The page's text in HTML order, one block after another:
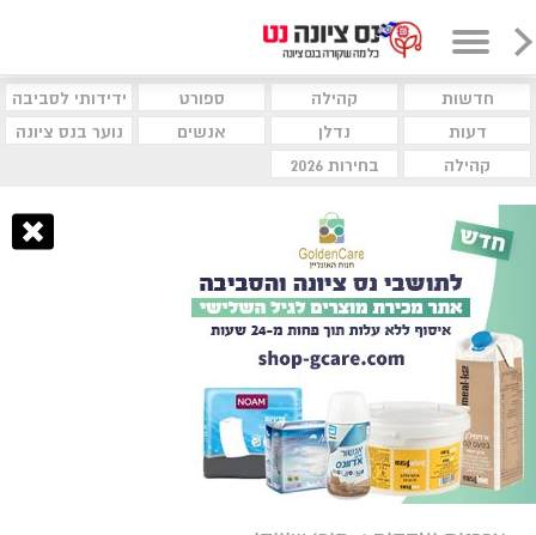
חדשות קהילה ספורט
ידידותי לסביבה
דעות
נדלן אנשים
נוער בנס ציונה
קהילה
בחירות 2026